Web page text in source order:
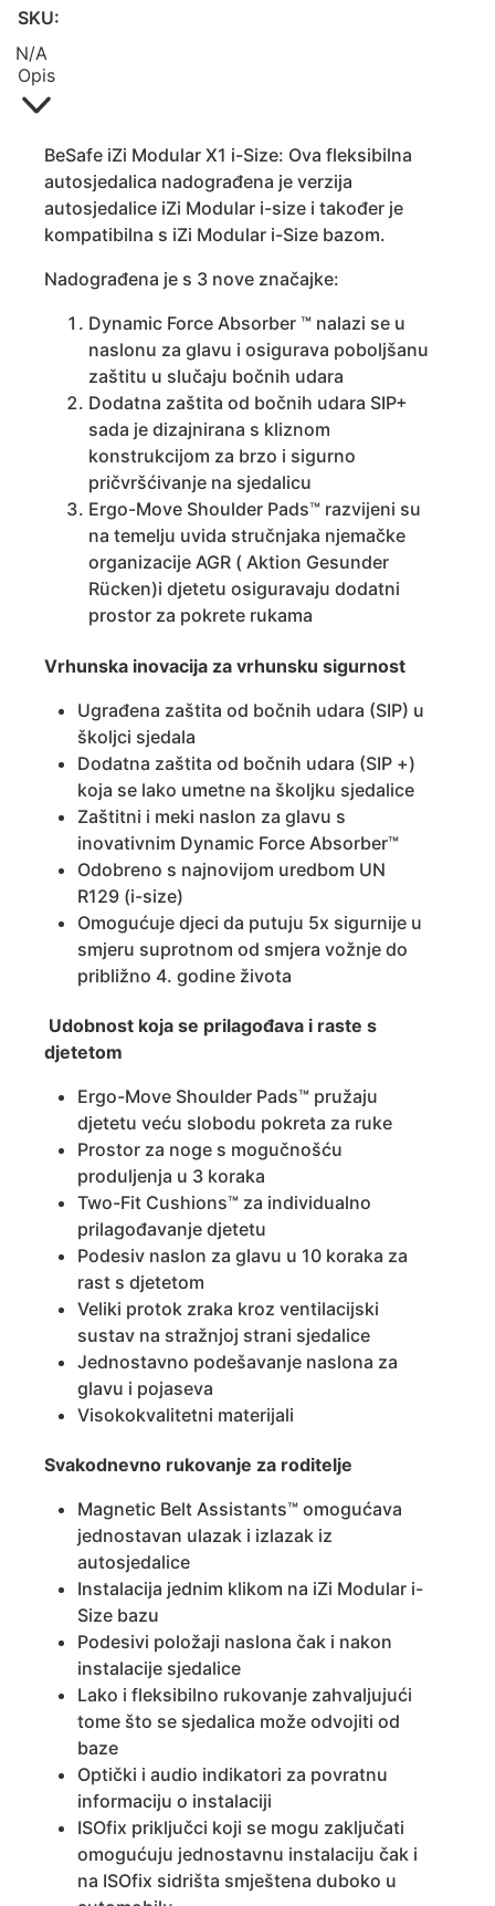
SKU:
N/A
Opis
BeSafe iZi Modular X1 i-Size: Ova fleksibilna
autosjedalica nadograđena je verzija
autosjedalice iZi Modular i-size i također je
kompatibilna s iZi Modular i-Size bazom.
Nadograđena je s 3 nove značajke:
Dynamic Force Absorber ™ nalazi se u
naslonu za glavu i osigurava poboljšanu
zaštitu u slučaju bočnih udara
Dodatna zaštita od bočnih udara SIP+
sada je dizajnirana s kliznom
konstrukcijom za brzo i sigurno
pričvršćivanje na sjedalicu
Ergo-Move Shoulder Pads™ razvijeni su
na temelju uvida stručnjaka njemačke
organizacije AGR ( Aktion Gesunder
Rücken)i djetetu osiguravaju dodatni
prostor za pokrete rukama
Vrhunska inovacija za vrhunsku sigurnost
Ugrađena zaštita od bočnih udara (SIP) u
školjci sjedala
Dodatna zaštita od bočnih udara (SIP +)
koja se lako umetne na školjku sjedalice
Zaštitni i meki naslon za glavu s
inovativnim Dynamic Force Absorber™
Odobreno s najnovijom uredbom UN
R129 (i-size)
Omogućuje djeci da putuju 5x sigurnije u
smjeru suprotnom od smjera vožnje do
približno 4. godine života
Udobnost koja se prilagođava i raste s
djetetom
Ergo-Move Shoulder Pads™ pružaju
djetetu veću slobodu pokreta za ruke
Prostor za noge s mogučnošću
produljenja u 3 koraka
Two-Fit Cushions™ za individualno
prilagođavanje djetetu
Podesiv naslon za glavu u 10 koraka za
rast s djetetom
Veliki protok zraka kroz ventilacijski
sustav na stražnjoj strani sjedalice
Jednostavno podešavanje naslona za
glavu i pojaseva
Visokokvalitetni materijali
Svakodnevno rukovanje za roditelje
Magnetic Belt Assistants™ omogućava
jednostavan ulazak i izlazak iz
autosjedalice
Instalacija jednim klikom na iZi Modular i-
Size bazu
Podesivi položaji naslona čak i nakon
instalacije sjedalice
Lako i fleksibilno rukovanje zahvaljujući
tome što se sjedalica može odvojiti od
baze
Optički i audio indikatori za povratnu
informaciju o instalaciji
ISOfix priključci koji se mogu zaključati
omogućuju jednostavnu instalaciju čak i
na ISOfix sidrišta smještena duboko u